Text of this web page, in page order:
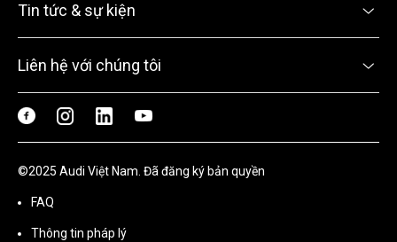
Tin tức & sự kiện
Liên hệ với chúng tôi
©2025 Audi Việt Nam. Đã đăng ký bản quyền
FAQ
Thông tin pháp lý